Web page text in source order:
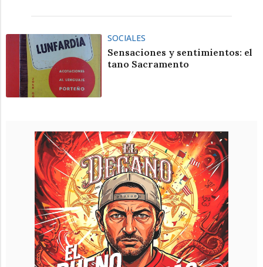
SOCIALES
Sensaciones y sentimientos: el
tano Sacramento